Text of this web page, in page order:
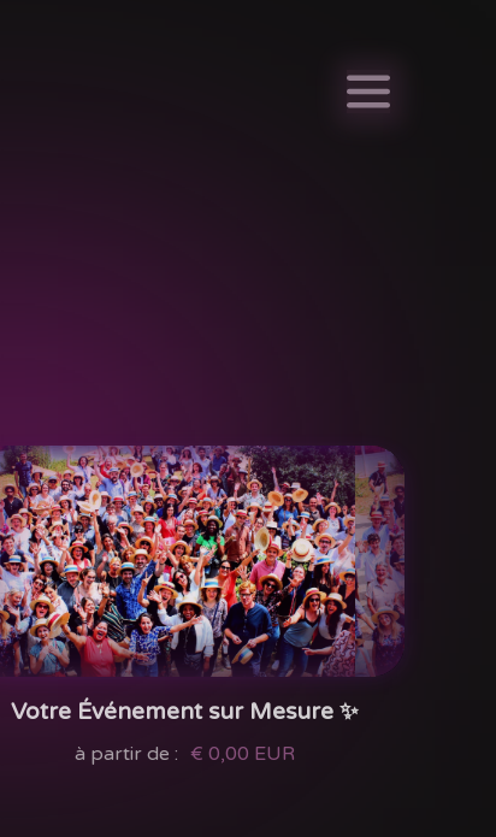
Votre Événement sur Mesure ✨
à partir de : € 0,00 EUR